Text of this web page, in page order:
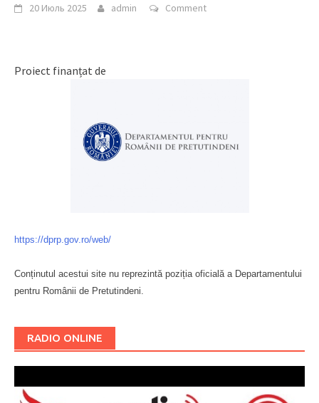
20 Июль 2025 admin Comment
Proiect finanțat de
https://dprp.gov.ro/web/
Conținutul acestui site nu reprezintă poziția oficială a Departamentului
pentru Românii de Pretutindeni.
RADIO ONLINE